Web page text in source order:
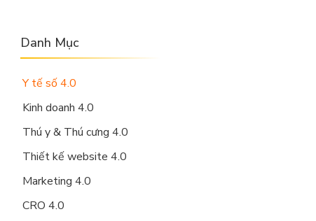
Danh Mục
Y tế số 4.0
Kinh doanh 4.0
Thú y & Thú cưng 4.0
Thiết kế website 4.0
Marketing 4.0
CRO 4.0